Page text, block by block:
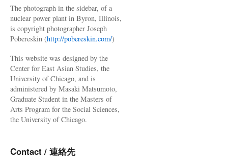
The photograph in the sidebar, of a
nuclear power plant in Byron, Illinois,
is copyright photographer Joseph
Pobereskin (http://pobereskin.com/)
This website was designed by the
Center for East Asian Studies, the
University of Chicago, and is
administered by Masaki Matsumoto,
Graduate Student in the Masters of
Arts Program for the Social Sciences,
the University of Chicago.
Contact / 連絡先